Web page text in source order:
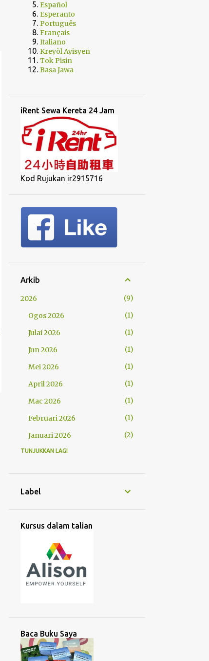
Español
Esperanto
Português
Français
Italiano
Kreyòl Ayisyen
Tok Pisin
Basa Jawa
iRent Sewa Kereta 24 Jam
Kod Rujukan ir2915716
Arkib
2026
9
Ogos 2026
1
Julai 2026
1
Jun 2026
1
Mei 2026
1
April 2026
1
Mac 2026
1
Februari 2026
1
Januari 2026
2
2025
Orang Taiwan yang boleh
bercakap 50 bahasa
Dipanggil "Dialek" dan
Mengapa...
November 2025
Oktober 2025
September 2025
Julai 2025
2
Jun 2025
Mei 2025
TUNJUKKAN LAGI
Label
Kursus dalam talian
Baca Buku Saya